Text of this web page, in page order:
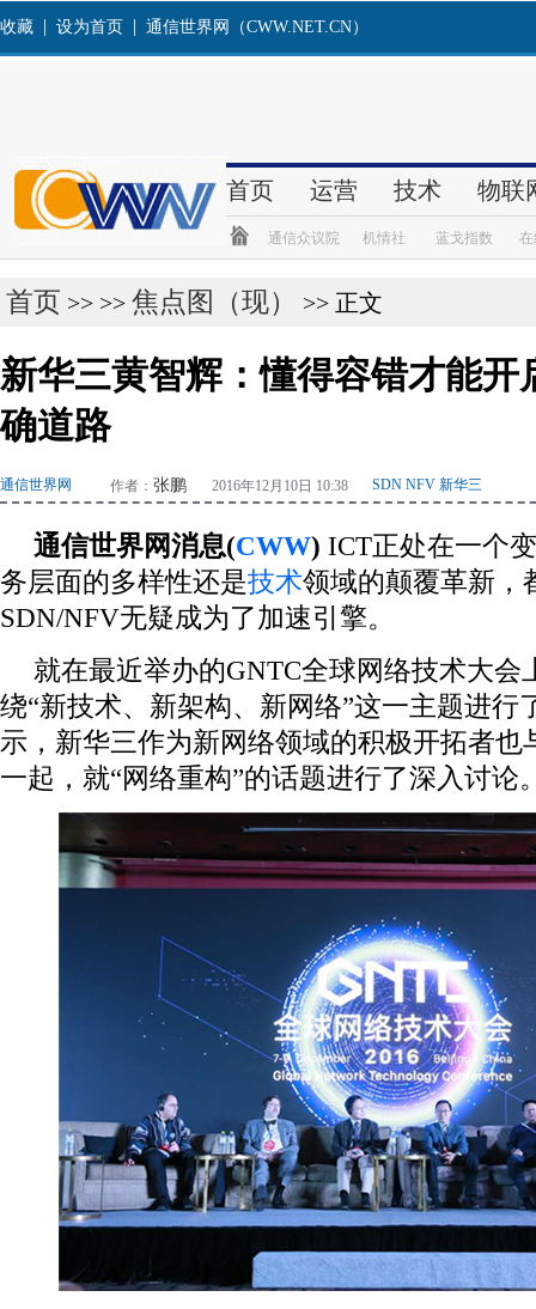
首页 >> >> 焦点图（现） >> 正文
新华三黄智辉：懂得容错才能开
确道路
通信世界网 作者： 张鹏 2016年12月10日 10:38 SDN NFV 新华三
通信世界网消息(CWW) ICT正处在一个
务层面的多样性还是技术领域的颠覆革新，
SDN/NFV无疑成为了加速引擎。
就在最近举办的GNTC全球网络技术大会
绕“新技术、新架构、新网络”这一主题进行
示，新华三作为新网络领域的积极开拓者也
一起，就“网络重构”的话题进行了深入讨论